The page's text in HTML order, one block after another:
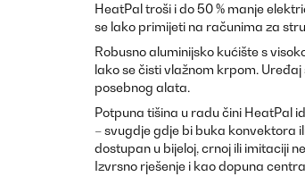
HeatPal troši i do 50 % manje
se lako primijeti na računima za
Robusno aluminijsko kućište s
lako se čisti vlažnom krpom.
posebnog alata.
Potpuna tišina u radu čini HeatPal
– svugdje gdje bi buka konvektora
dostupan u bijeloj, crnoj ili imitaciji
Izvrsno rješenje i kao dopuna